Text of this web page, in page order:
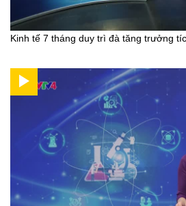
Kinh tế 7 tháng duy trì đà tăng trưởng